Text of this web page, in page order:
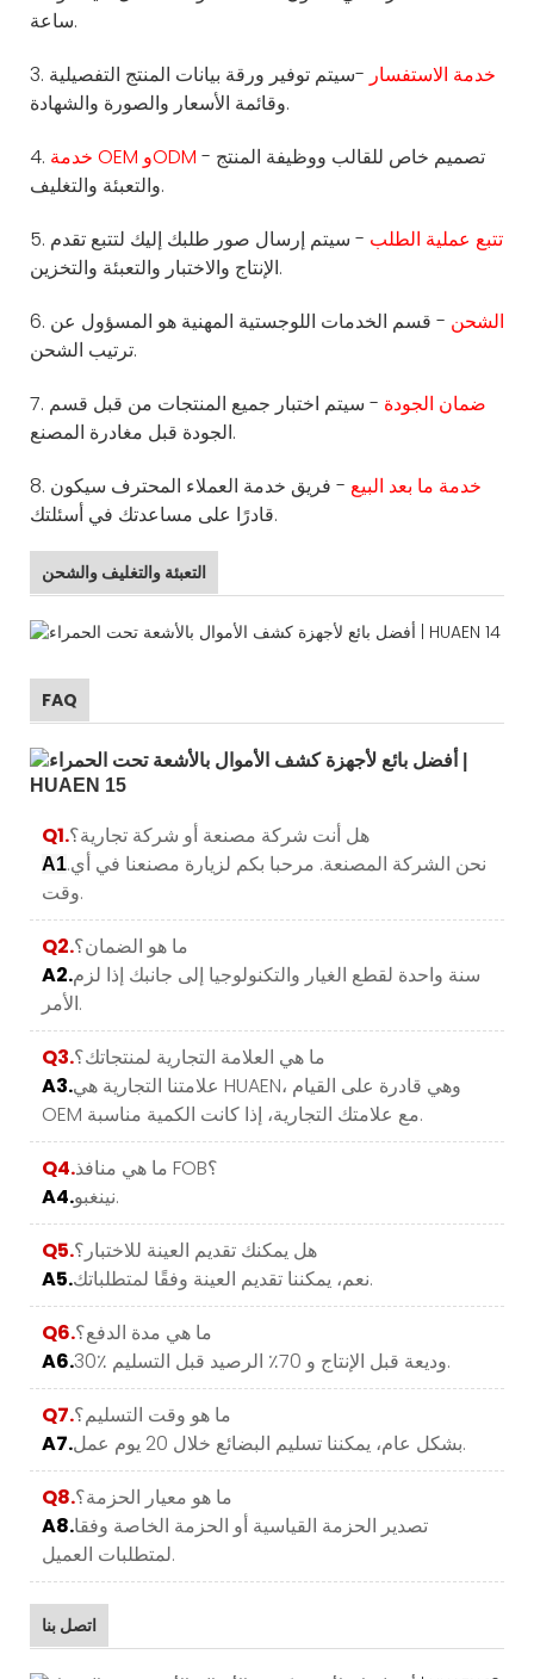
ساعة.
3.
خدمة الاستفسار -سيتم توفير ورقة بيانات المنتج التفصيلية
وقائمة الأسعار والصورة والشهادة.
4.
خدمة OEM وODM - تصميم خاص للقالب ووظيفة المنتج
والتعبئة والتغليف.
5.
تتبع عملية الطلب - سيتم إرسال صور طلبك إليك لتتبع تقدم
الإنتاج والاختبار والتعبئة والتخزين.
6.
الشحن - قسم الخدمات اللوجستية المهنية هو المسؤول عن
ترتيب الشحن.
7.
ضمان الجودة - سيتم اختبار جميع المنتجات من قبل قسم
الجودة قبل مغادرة المصنع.
8.
خدمة ما بعد البيع - فريق خدمة العملاء المحترف سيكون
قادرًا على مساعدتك في أسئلتك.
التعبئة والتغليف والشحن
FAQ
Q1.هل أنت شركة مصنعة أو شركة تجارية؟
A1.نحن الشركة المصنعة. مرحبا بكم لزيارة مصنعنا في أي
وقت.
Q2.ما هو الضمان؟
A2.سنة واحدة لقطع الغيار والتكنولوجيا إلى جانبك إذا لزم
الأمر.
Q3.ما هي العلامة التجارية لمنتجاتك؟
A3.علامتنا التجارية هي HUAEN، وهي قادرة على القيام
OEM مع علامتك التجارية، إذا كانت الكمية مناسبة.
Q4.
ما هي منافذ FOB؟
A4.
نينغبو.
Q5.هل يمكنك تقديم العينة للاختبار؟
A5.
نعم، يمكننا تقديم العينة وفقًا لمتطلباتك.
Q6.ما هي مدة الدفع؟
A6.
30٪ وديعة قبل الإنتاج و 70٪ الرصيد قبل التسليم.
Q7.ما هو وقت التسليم؟
A7.
بشكل عام، يمكننا تسليم البضائع خلال 20 يوم عمل.
Q8.ما هو معيار الحزمة؟
A8.تصدير الحزمة القياسية أو الحزمة الخاصة وفقا
لمتطلبات العميل.
اتصل بنا